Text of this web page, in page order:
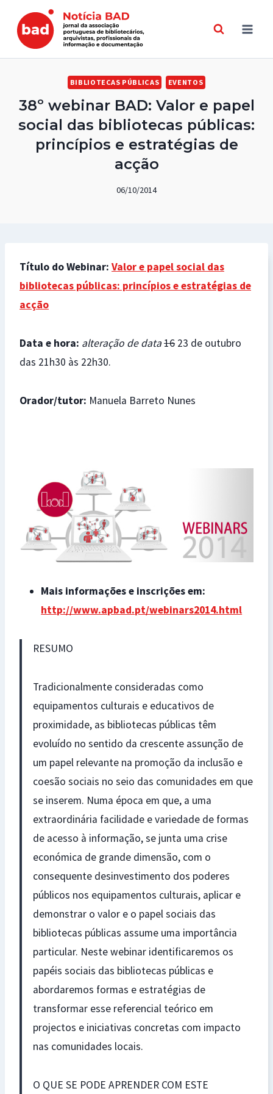
content
BIBLIOTECAS PÚBLICAS EVENTOS
38º webinar BAD: Valor e papel
social das bibliotecas públicas:
princípios e estratégias de
acção
06/10/2014
Título do Webinar: Valor e papel social das
bibliotecas públicas: princípios e estratégias de
acção
Data e hora: alteração de data16 23 de outubro
das 21h30 às 22h30.
Orador/tutor: Manuela Barreto Nunes
Mais informações e inscrições em:
http://www.apbad.pt/webinars2014.html
RESUMO
Tradicionalmente consideradas como
equipamentos culturais e educativos de
proximidade, as bibliotecas públicas têm
evoluído no sentido da crescente assunção de
um papel relevante na promoção da inclusão e
coesão sociais no seio das comunidades em que
se inserem. Numa época em que, a uma
extraordinária facilidade e variedade de formas
de acesso à informação, se junta uma crise
económica de grande dimensão, com o
consequente desinvestimento dos poderes
públicos nos equipamentos culturais, aplicar e
demonstrar o valor e o papel sociais das
bibliotecas públicas assume uma importância
particular. Neste webinar identificaremos os
papéis sociais das bibliotecas públicas e
abordaremos formas e estratégias de
transformar esse referencial teórico em
projectos e iniciativas concretas com impacto
nas comunidades locais.
O QUE SE PODE APRENDER COM ESTE